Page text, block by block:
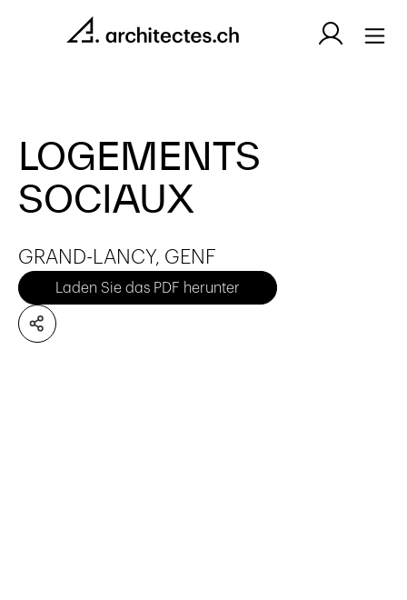
LOGEMENTS
SOCIAUX
GRAND-LANCY, GENF
Laden Sie das PDF herunter